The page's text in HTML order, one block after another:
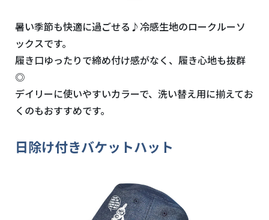
暑い季節も快適に過ごせる♪冷感生地のロークルーソ
ックスです。
履き口ゆったりで締め付け感がなく、履き心地も抜群
◎
デイリーに使いやすいカラーで、洗い替え用に揃えてお
くのもおすすめです。
日除け付きバケットハット